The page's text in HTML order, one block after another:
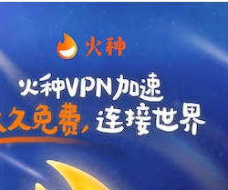
支持 [0] 反对 [0]